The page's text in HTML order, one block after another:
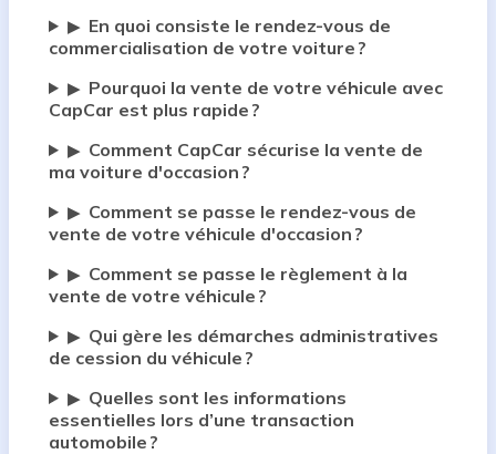
▶ En quoi consiste le rendez-vous de
commercialisation de votre voiture ?
▶ Pourquoi la vente de votre véhicule avec
CapCar est plus rapide ?
▶ Comment CapCar sécurise la vente de
ma voiture d'occasion ?
▶ Comment se passe le rendez-vous de
vente de votre véhicule d'occasion ?
▶ Comment se passe le règlement à la
vente de votre véhicule ?
▶ Qui gère les démarches administratives
de cession du véhicule ?
▶ Quelles sont les informations
essentielles lors d’une transaction
automobile ?